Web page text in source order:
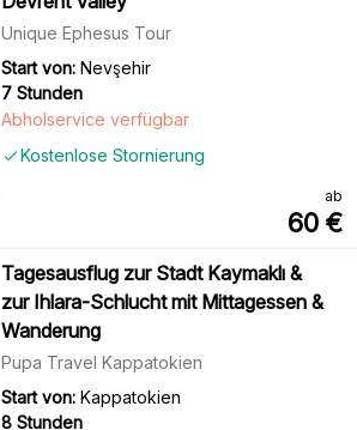
Unique Ephesus Tour
Start von: Nevşehir
7 Stunden
Kostenlose Stornierung
Abholservice verfügbar
ab
60 €
Tagesausflug zur Stadt Kaymaklı &
zur Ihlara-Schlucht mit Mittagessen &
Wanderung
Pupa Travel Kappatokien
Start von: Kappatokien
8 Stunden